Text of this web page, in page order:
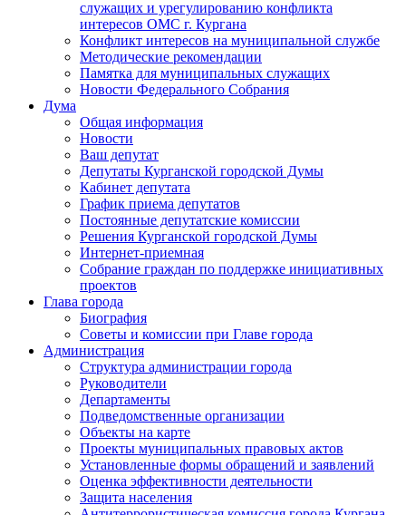
служащих и урегулированию конфликта
интересов ОМС г. Кургана
Конфликт интересов на муниципальной службе
Методические рекомендации
Памятка для муниципальных служащих
Новости Федерального Cобрания
Дума
Общая информация
Новости
Ваш депутат
Депутаты Курганской городской Думы
Кабинет депутата
График приема депутатов
Постоянные депутатские комиссии
Решения Курганской городской Думы
Интернет-приемная
Собрание граждан по поддержке инициативных
проектов
Глава города
Биография
Советы и комиссии при Главе города
Администрация
Структура администрации города
Руководители
Департаменты
Подведомственные организации
Объекты на карте
Проекты муниципальных правовых актов
Установленные формы обращений и заявлений
Оценка эффективности деятельности
Защита населения